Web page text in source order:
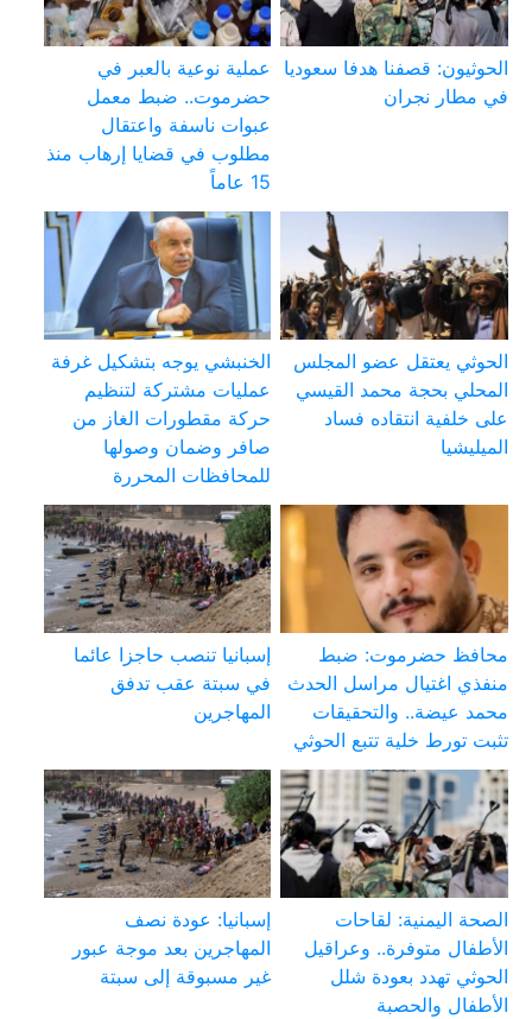
الحوثيون: قصفنا هدفا سعوديا
في مطار نجران
عملية نوعية بالعبر في
حضرموت.. ضبط معمل
عبوات ناسفة واعتقال
مطلوب في قضايا إرهاب منذ
15 عاماً
الحوثي يعتقل عضو المجلس
المحلي بحجة محمد القيسي
على خلفية انتقاده فساد
الميليشيا
الخنبشي يوجه بتشكيل غرفة
عمليات مشتركة لتنظيم
حركة مقطورات الغاز من
صافر وضمان وصولها
للمحافظات المحررة
محافظ حضرموت: ضبط
منفذي اغتيال مراسل الحدث
محمد عيضة.. والتحقيقات
تثبت تورط خلية تتبع الحوثي
إسبانيا تنصب حاجزا عائما
في سبتة عقب تدفق
المهاجرين
الصحة اليمنية: لقاحات
الأطفال متوفرة.. وعراقيل
الحوثي تهدد بعودة شلل
الأطفال والحصبة
إسبانيا: عودة نصف
المهاجرين بعد موجة عبور
غير مسبوقة إلى سبتة